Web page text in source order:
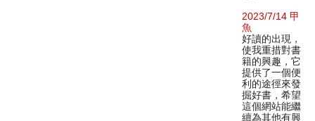
2023/7/14 甲
魚
好讀的出現，
使我重措對書
籍的興趣，它
提供了一個便
利的途徑來發
掘好書，希望
這個網站能繼
續為其他有興